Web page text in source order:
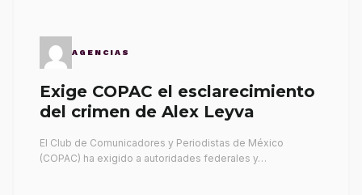
AGENCIAS
Exige COPAC el esclarecimiento
del crimen de Alex Leyva
El Club de Comunicadores y Periodistas de México
(COPAC) ha exigido a autoridades federales y…